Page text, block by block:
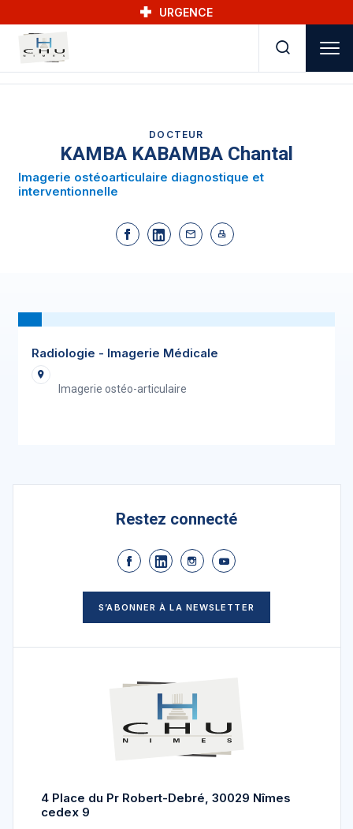
URGENCE
DOCTEUR
KAMBA KABAMBA Chantal
Imagerie ostéo­articulaire diagnostique et
interventionnelle
Radiologie - Imagerie Médicale
Imagerie ostéo-articulaire
Restez connecté
S’ABONNER À LA NEWSLETTER
4 Place du Pr Robert-Debré, 30029 Nîmes
cedex 9